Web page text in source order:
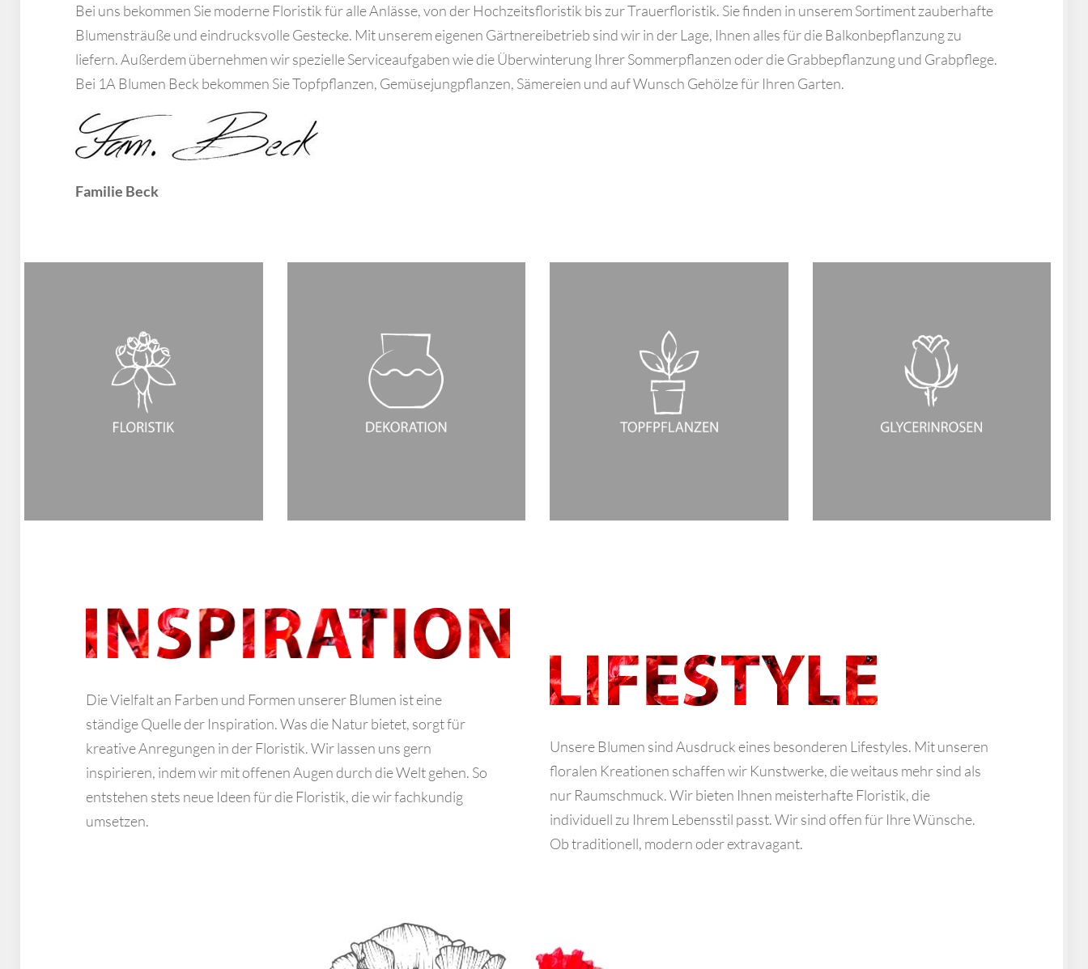
Bei uns bekommen Sie moderne Floristik für alle Anlässe, von der Hochzeitsfloristik bis zur Trauerfloristik. Sie finden in unserem Sortiment zauberhafte
Blumensträuße und eindrucksvolle Gestecke. Mit unserem eigenen Gärtnereibetrieb sind wir in der Lage, Ihnen alles für die Balkonbepflanzung zu
liefern. Außerdem übernehmen wir spezielle Serviceaufgaben wie die Überwinterung Ihrer Sommerpflanzen oder die Grabbepflanzung und Grabpflege.
Bei 1A Blumen Beck bekommen Sie Topfpflanzen, Gemüsejungpflanzen, Sämereien und auf Wunsch Gehölze für Ihren Garten.
Familie Beck
Die Vielfalt an Farben und Formen unserer Blumen ist eine
ständige Quelle der Inspiration. Was die Natur bietet, sorgt für
kreative Anregungen in der Floristik. Wir lassen uns gern
inspirieren, indem wir mit offenen Augen durch die Welt gehen. So
entstehen stets neue Ideen für die Floristik, die wir fachkundig
umsetzen.
Unsere Blumen sind Ausdruck eines besonderen Lifestyles. Mit unseren
floralen Kreationen schaffen wir Kunstwerke, die weitaus mehr sind als
nur Raumschmuck. Wir bieten Ihnen meisterhafte Floristik, die
individuell zu Ihrem Lebensstil passt. Wir sind offen für Ihre Wünsche.
Ob traditionell, modern oder extravagant.